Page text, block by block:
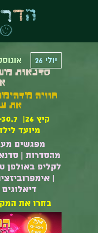
יולי 26 אוגוסט
סדנאות
חוויה
את
מיועד
מפגשים
מהסדרות |
לקליפ באולפן
|
דיאלוגים
בחרו את